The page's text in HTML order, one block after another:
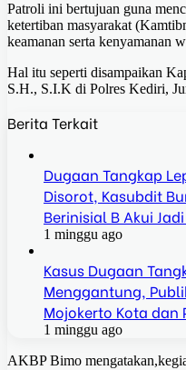
Patroli ini bertujuan guna
ketertiban masyarakat
keamanan serta kenyamanan
Hal itu seperti disampaikan
S.H., S.I.K di Polres Kediri,
Berita Terkait
Dugaan Tangkap
Disorot, Kasubdit
Berinisial B Akui
1 minggu ago
Kasus Dugaan
Menggantung,
Mojokerto Kota dan
1 minggu ago
AKBP Bimo